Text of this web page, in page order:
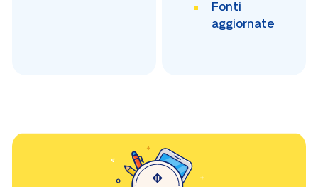
Fonti
aggiornate